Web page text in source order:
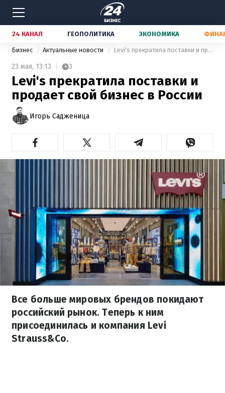
24 КАНАЛ ГЕОПОЛИТИКА ЭКОНОМИКА
Бизнес Актуальные новости Levi's прекратила поставки и продает свой бизнес в России
23 мая, 13:13 3
Levi's прекратила поставки и
продает свой бизнес в России
Игорь Садженица
Все больше мировых брендов покидают
российский рынок. Теперь к ним
присоединилась и компания Levi
Strauss&Co.